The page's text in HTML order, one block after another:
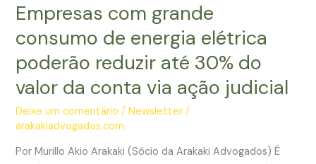
devolva
crédito
milionário
a
hotéis
brasileiros
Empresas com grande
consumo de energia elétrica
poderão reduzir até 30% do
valor da conta via ação judicial
Deixe um comentário /Newsletter /
arakakiadvogados.com
Por Murillo Akio Arakaki (Sócio da Arakaki Advogados) É